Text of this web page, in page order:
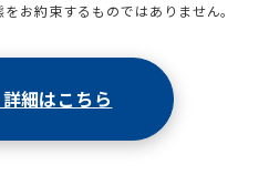
お約束するものではありません。
細はこちら